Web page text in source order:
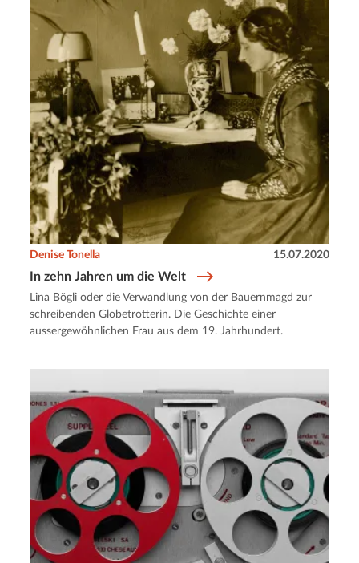
In zehn Jahren um die Welt
Denise Tonella 15.07.2020
Lina Bögli oder die Verwandlung von der Bauernmagd zur
schreibenden Globetrotterin. Die Geschichte einer
aussergewöhnlichen Frau aus dem 19. Jahrhundert.